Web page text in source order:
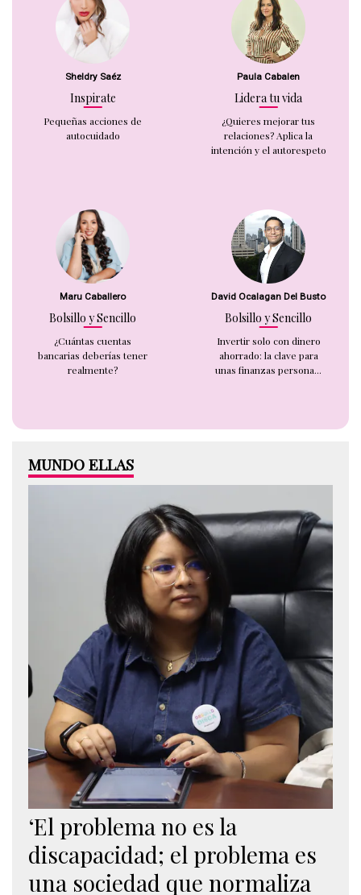
Sheldry Saéz
Inspirate
Pequeñas acciones de
autocuidado
Paula Cabalen
Lidera tu vida
¿Quieres mejorar tus
relaciones? Aplica la
intención y el autorespeto
Maru Caballero
Bolsillo y Sencillo
¿Cuántas cuentas
bancarias deberías tener
realmente?
David Ocalagan Del Busto
Bolsillo y Sencillo
Invertir solo con dinero
ahorrado: la clave para
unas finanzas persona...
MUNDO ELLAS
‘El problema no es la
discapacidad; el problema es
una sociedad que normaliza